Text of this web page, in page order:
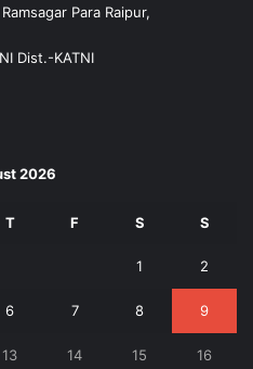
Para Raipur,
Dist.-KATNI
2026
T F S S
1 2
6 7 8 9
13 14 15 16